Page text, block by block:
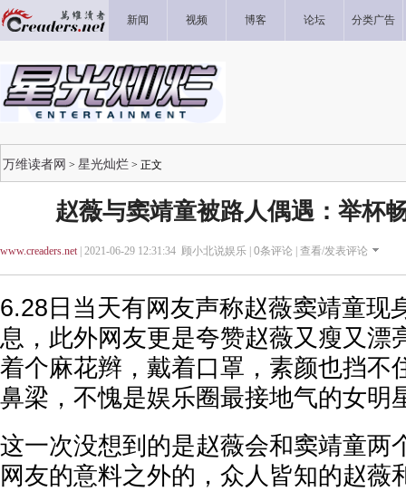
新闻 视频 博客 论坛 分类广告
万维读者网 > 星光灿烂 > 正文
赵薇与窦靖童被路人偶遇：举杯
www.creaders.net| 2021-06-29 12:31:34 顾小北说娱乐 | 0条评论 | 查看/发表评论
6.28日当天有网友声称赵薇窦靖童现
息，此外网友更是夸赞赵薇又瘦又漂
着个麻花辫，戴着口罩，素颜也挡不
鼻梁，不愧是娱乐圈最接地气的女明
这一次没想到的是赵薇会和窦靖童两
网友的意料之外的，众人皆知的赵薇